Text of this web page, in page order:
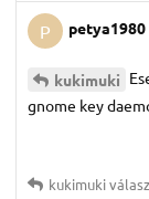
P petya1980
kukimuki
gnome key
kukimuki